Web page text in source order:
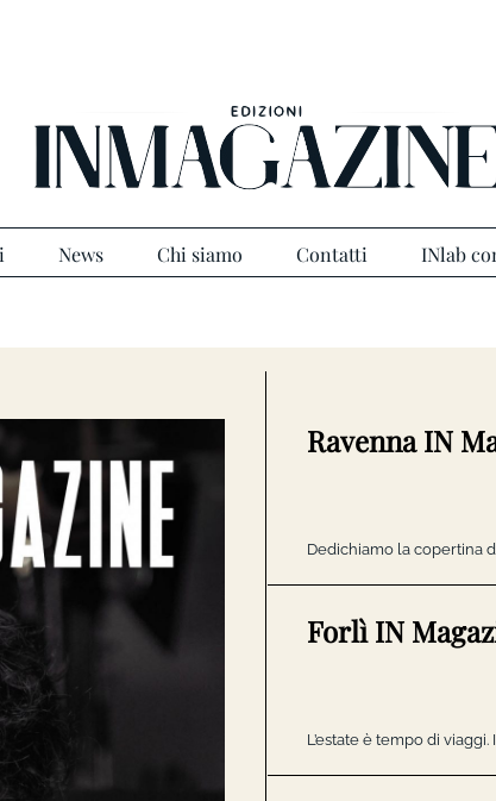
News Chi siamo Contatti INlab
Ravenna IN
Dedichiamo la copertina
Forlì IN
L’estate è tempo di